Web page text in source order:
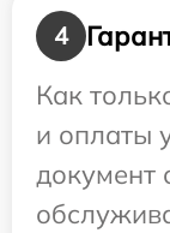
4
Как
и оплаты
документ